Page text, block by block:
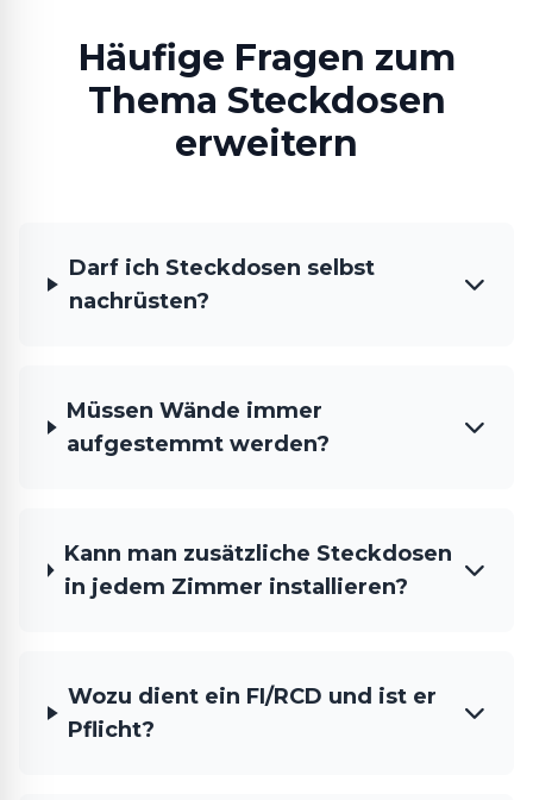
Häufige Fragen zum
Thema Steckdosen
erweitern
Darf ich Steckdosen selbst
nachrüsten?
Müssen Wände immer
aufgestemmt werden?
Kann man zusätzliche Steckdosen
in jedem Zimmer installieren?
Wozu dient ein FI/RCD und ist er
Pflicht?